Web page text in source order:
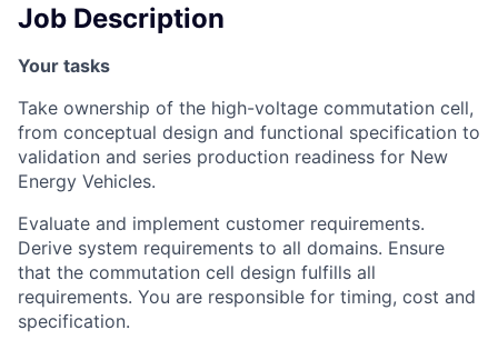
Job Description
Your tasks
Take ownership of the high-voltage commutation cell,
from conceptual design and functional specification to
validation and series production readiness for New
Energy Vehicles.
Evaluate and implement customer requirements.
Derive system requirements to all domains. Ensure
that the commutation cell design fulfills all
requirements. You are responsible for timing, cost and
specification.